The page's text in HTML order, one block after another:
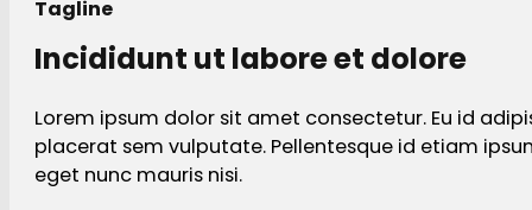
Tagline
Incididunt ut labore et dolore
Lorem ipsum dolor sit amet consectetur. Eu id
placerat sem vulputate. Pellentesque id etiam
eget nunc mauris nisi.